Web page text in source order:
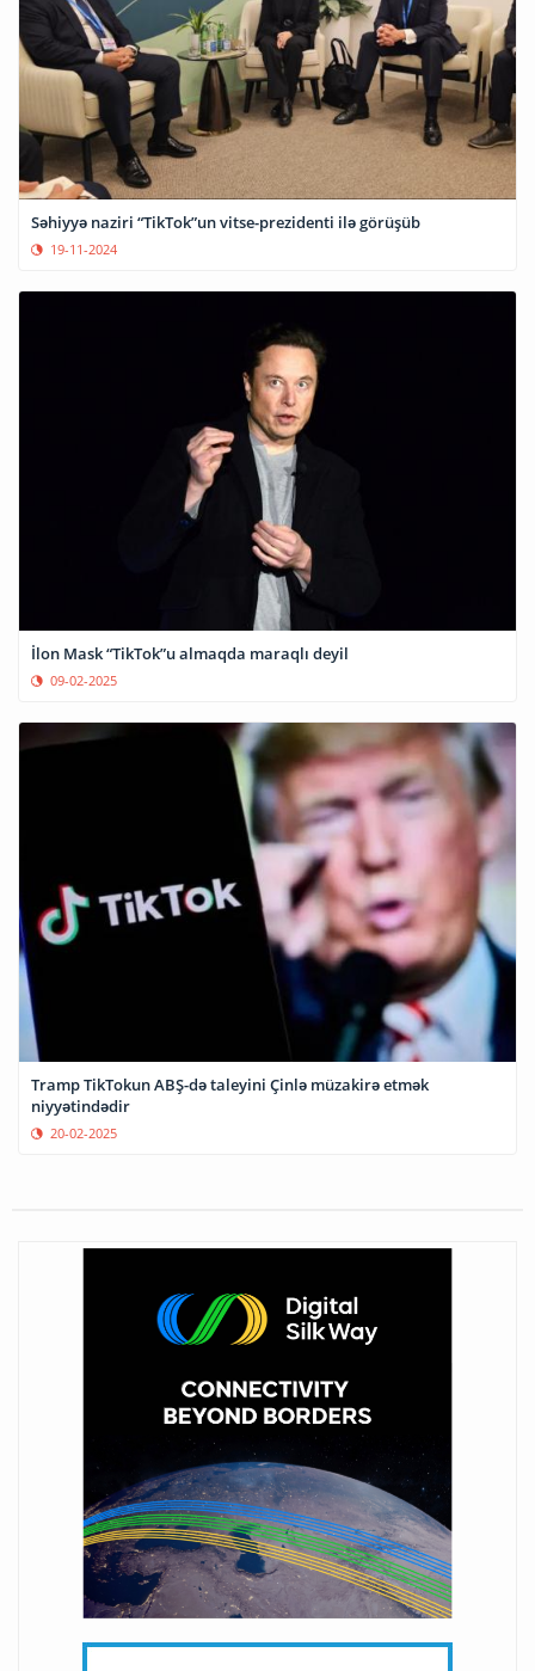
Səhiyyə naziri “TikTok”un vitse-prezidenti ilə görüşüb
19-11-2024
İlon Mask “TikTok”u almaqda maraqlı deyil
09-02-2025
Tramp TikTokun ABŞ-də taleyini Çinlə müzakirə etmək
niyyətindədir
20-02-2025